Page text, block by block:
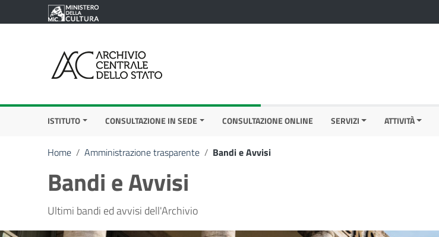
Vai ai contenuti
Vai al menu di navigazione
ISTITUTO CONSULTAZIONE IN SEDE CONSULTAZIONE ONLINE SERVIZI ATTIVITÀ
Home / Amministrazione trasparente / Bandi e Avvisi
Bandi e Avvisi
Ultimi bandi ed avvisi dell'Archivio